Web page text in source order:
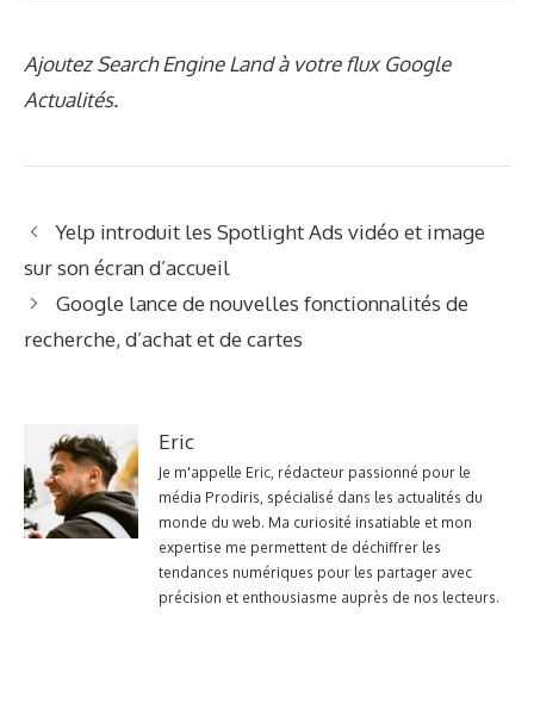
Ajoutez Search Engine Land à votre flux Google
Actualités.
Yelp introduit les Spotlight Ads vidéo et image
sur son écran d’accueil
Google lance de nouvelles fonctionnalités de
recherche, d’achat et de cartes
Eric
Je m'appelle Eric, rédacteur passionné pour le
média Prodiris, spécialisé dans les actualités du
monde du web. Ma curiosité insatiable et mon
expertise me permettent de déchiffrer les
tendances numériques pour les partager avec
précision et enthousiasme auprès de nos lecteurs.